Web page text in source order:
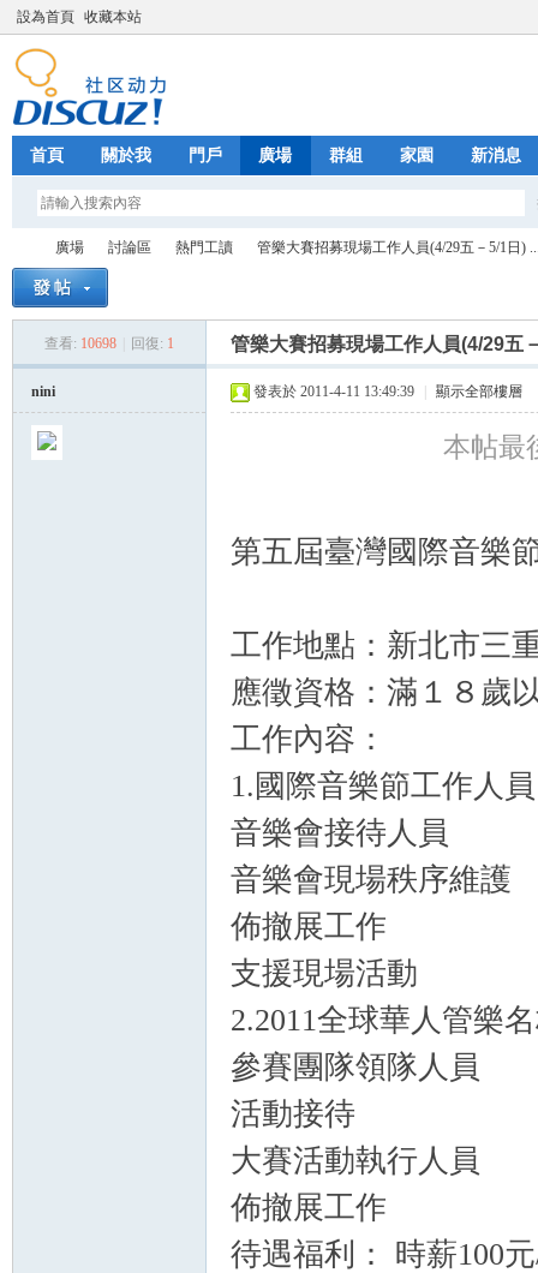
設為首頁 收藏本站
首頁 關於我 門戶 廣場 群組 家園 新消息
廣場
›
討論區
›
熱門工讀
›
管樂大賽招募現場工作人員(4/29五－5/1日)
查看: 10698 回復: 1 管樂大賽招募現場工作人員(4/29五
nini 發表於 2011-4-11 13:49:39 顯示全部樓層
本帖最
第五屆臺灣國際音樂
工作地點：新北市三
應徵資格：滿１８歲
工作內容：
1.國際音樂節工作人員
音樂會接待人員
音樂會現場秩序維護
佈撤展工作
支援現場活動
2.2011全球華人管樂
參賽團隊領隊人員
活動接待
大賽活動執行人員
佈撤展工作
待遇福利： 時薪100